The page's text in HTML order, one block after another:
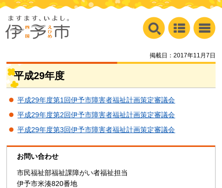
掲載日：2017年11月7日
平成29年度
平成29年度第1回伊予市障害者福祉計画策定審議会
平成29年度第2回伊予市障害者福祉計画策定審議会
平成29年度第3回伊予市障害者福祉計画策定審議会
お問い合わせ
市民福祉部福祉課障がい者福祉担当
伊予市米湊820番地